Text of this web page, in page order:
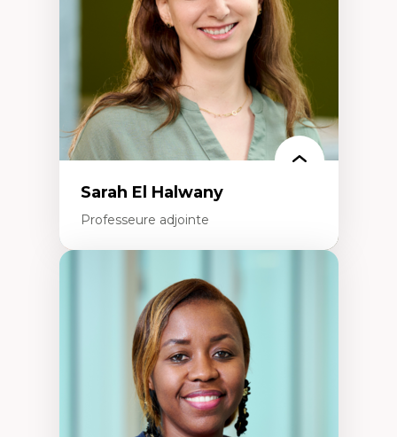
les auditoires médiatiques
Épistémologie des techniques de recherche
numérique et l’IA
Théorie des droits de la personne
La pensée politique d’Hannah Arendt
La pensée politique à l’ère numérique
Justice internationale et normes
internationales
Sarah El Halwany
Professeure adjointe
Les apports pédagogiques des théories de
l'affect, du posthumanisme, du féminisme
dans l'éducation aux sciences
L'apprentissage des sciences/STIM dans une
perspective socioécologique de care
L’insertion professionnelle des
enseignant.e.s